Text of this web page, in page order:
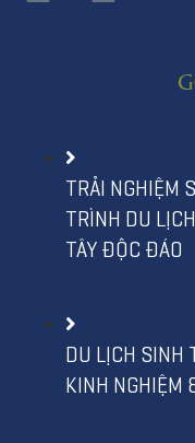
TRẢI NGHIỆM
TRÌNH DU
TÂY ĐỘC ĐÁO
DU LỊCH SINH
KINH NGHIỆM